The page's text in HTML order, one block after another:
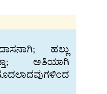
ಹಲ್ಲು
ಅತಿಯಾಗಿ